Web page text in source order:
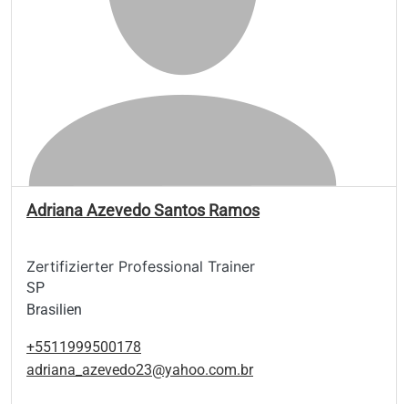
Adriana Azevedo Santos Ramos
Zertifizierter Professional Trainer
SP
Brasilien
+5511999500178
adriana_azevedo23@yahoo.com.br